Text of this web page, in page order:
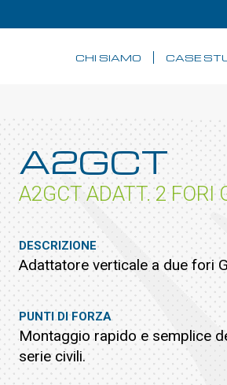
CHI SIAMO CASE
A2GCT
A2GCT ADATT. 2 FORI
DESCRIZIONE
Adattatore verticale a due fori
PUNTI DI FORZA
Montaggio rapido e semplice
serie civili.